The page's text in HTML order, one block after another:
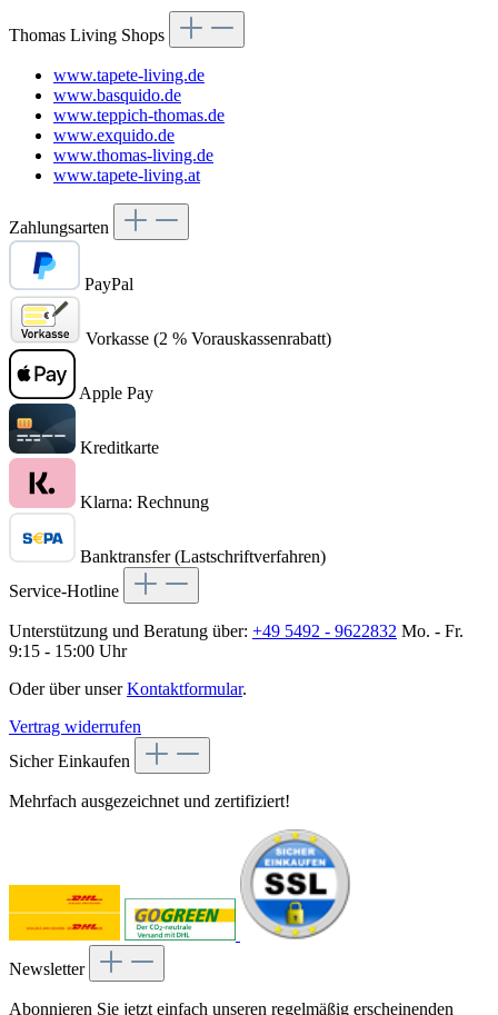
Thomas Living Shops
www.tapete-living.de
www.basquido.de
www.teppich-thomas.de
www.exquido.de
www.thomas-living.de
www.tapete-living.at
Zahlungsarten
PayPal
Vorkasse (2 % Vorauskassenrabatt)
Apple Pay
Kreditkarte
Klarna: Rechnung
Banktransfer (Lastschriftverfahren)
Service-Hotline
Unterstützung und Beratung über: +49 5492 - 9622832 Mo. - Fr.
9:15 - 15:00 Uhr
Oder über unserKontaktformular.
Vertrag widerrufen
Sicher Einkaufen
Mehrfach ausgezeichnet und zertifiziert!
Newsletter
Abonnieren Sie jetzt einfach unseren regelmäßig erscheinenden